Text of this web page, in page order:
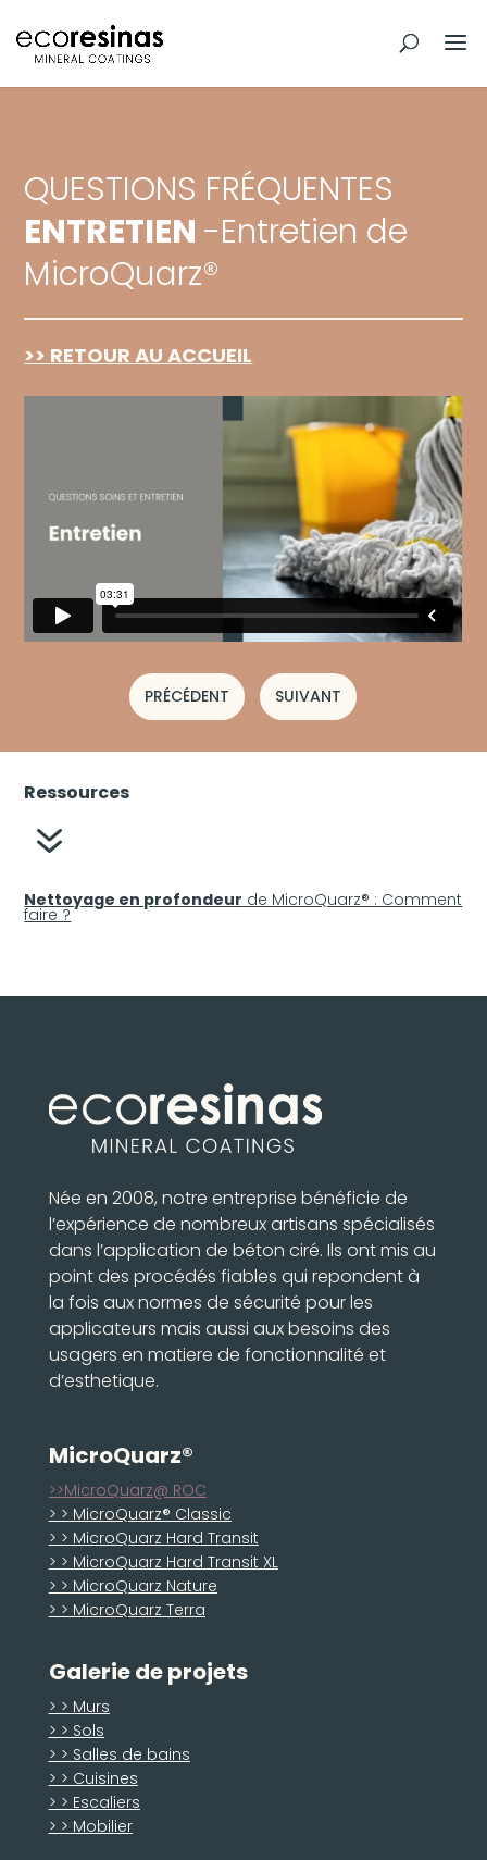
QUESTIONS FRÉQUENTES
ENTRETIEN -Entretien de
MicroQuarz®
>> RETOUR AU ACCUEIL
PRÉCÉDENT SUIVANT
Ressources
7
Nettoyage en profondeur de MicroQuarz® : Comment
faire ?
Née en 2008, notre entreprise bénéficie de
l’expérience de nombreux artisans spécialisés
dans l’application de béton ciré. Ils ont mis au
point des procédés fiables qui repondent à
la fois aux normes de sécurité pour les
applicateurs mais aussi aux besoins des
usagers en matiere de fonctionnalité et
d’esthetique.
MicroQuarz®
>>MicroQuarz@ ROC
> > MicroQuarz® Classic
> > MicroQuarz Hard Transit
> > MicroQuarz Hard Transit XL
> > MicroQuarz Nature
> > MicroQuarz Terra
Galerie de projets
> > Murs
> > Sols
> > Salles de bains
> > Cuisines
> > Escaliers
> > Mobilier